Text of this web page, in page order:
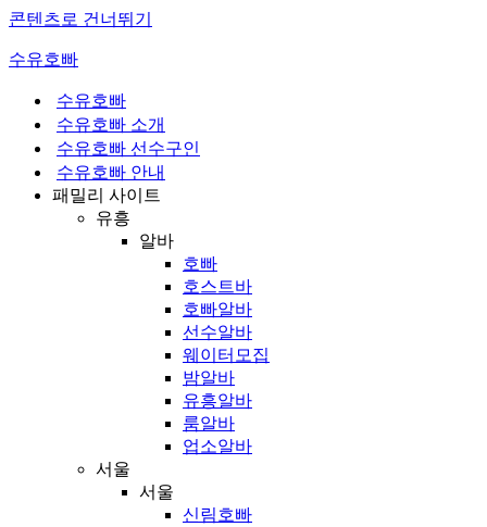
콘텐츠로 건너뛰기
수유호빠
수유호빠
수유호빠 소개
수유호빠 선수구인
수유호빠 안내
패밀리 사이트
유흥
알바
호빠
호스트바
호빠알바
선수알바
웨이터모집
밤알바
유흥알바
룸알바
업소알바
서울
서울
신림호빠